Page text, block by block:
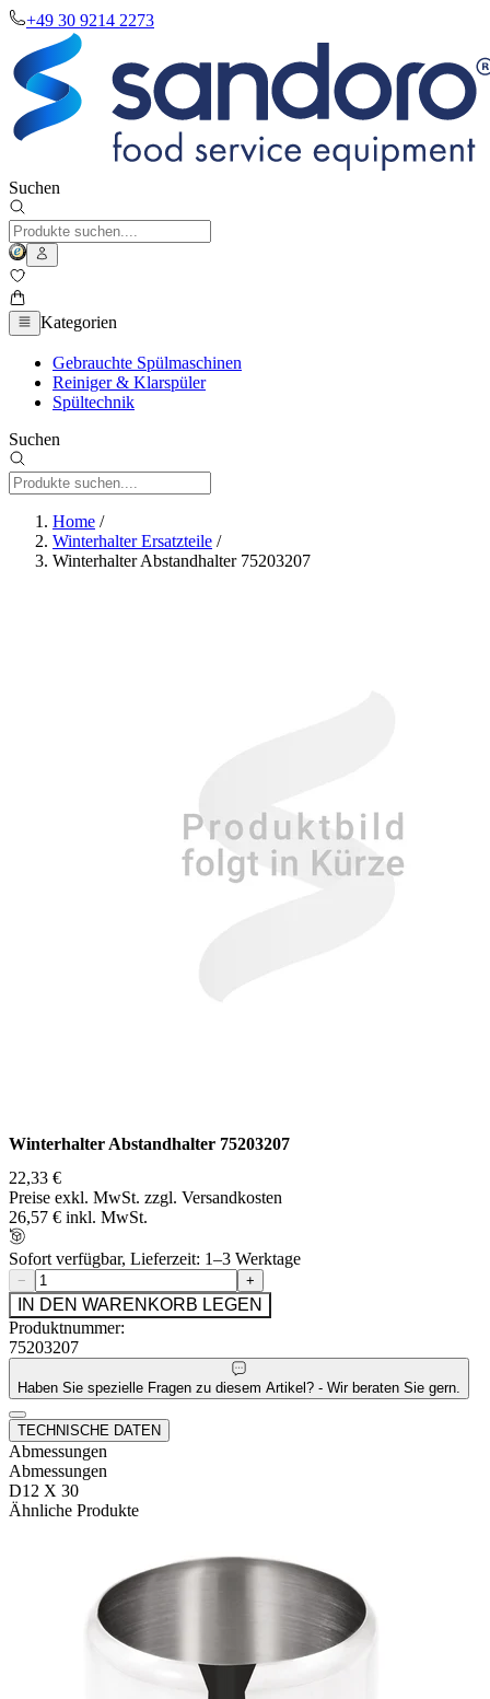
+49 30 9214 2273
Suchen
Kategorien
Gebrauchte Spülmaschinen
Reiniger & Klarspüler
Spültechnik
Suchen
Home /
Winterhalter Ersatzteile /
Winterhalter Abstandhalter 75203207
Winterhalter Abstandhalter 75203207
22,33 €
Preise exkl. MwSt. zzgl. Versandkosten
26,57 € inkl. MwSt.
Sofort verfügbar, Lieferzeit: 1–3 Werktage
− +
IN DEN WARENKORB LEGEN
Produktnummer:
75203207
Haben Sie spezielle Fragen zu diesem Artikel? - Wir beraten Sie gern.
TECHNISCHE DATEN
Abmessungen
Abmessungen
D12 X 30
Ähnliche Produkte